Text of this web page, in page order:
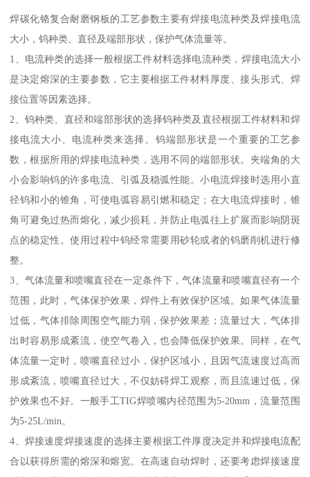
焊碳化铬复合耐磨钢板的工艺参数主要有焊接电流种类及焊接电流
大小，钨种类、直径及端部形状，保护气体流量等。
1、电流种类的选择一般根据工件材料选择电流种类，焊接电流大小
是决定熔深的主要参数，它主要根据工件材料厚度、接头形式、焊
接位置等因素选择。
2、钨种类、直径和端部形状的选择钨种类及直径根据工件材料和焊
接电流大小、电流种类来选择。钨端部形状是一个重要的工艺参
数，根据所用的焊接电流种类，选用不同的端部形状。夹端角的大
小会影响钨的许多电流、引弧及稳弧性能。小电流焊接时选用小直
径钨和小的锥角，可使电弧容易引燃和稳定；在大电流焊接时，锥
角可避免过热而熔化，减少损耗，并防止电弧往上扩展而影响阴斑
点的稳定性。使用过程中钨经常需要用砂轮或者的钨磨削机进行修
整。
3、气体流量和喷嘴直径在一定条件下，气体流量和喷嘴直径有一个
范围，此时，气体保护效果，焊件上有效保护区域。如果气体流量
过低，气体排除周围空气能力弱，保护效果差；流量过大，气体排
出时容易形成紊流，使空气卷入，也会降低保护效果。同样，在气
体流量一定时，喷嘴直径过小，保护区域小，且因气流速度过高而
形成紊流，喷嘴直径过大，不仅妨碍焊工观察，而且流速过低，保
护效果也不好。一般手工TIG焊喷嘴内径范围为5-20mm，流量范围
为5-25L/min。
4、焊接速度焊接速度的选择主要根据工件厚度决定并和焊接电流配
合以获得所需的熔深和熔宽。在高速自动焊时，还要考虑焊接速度